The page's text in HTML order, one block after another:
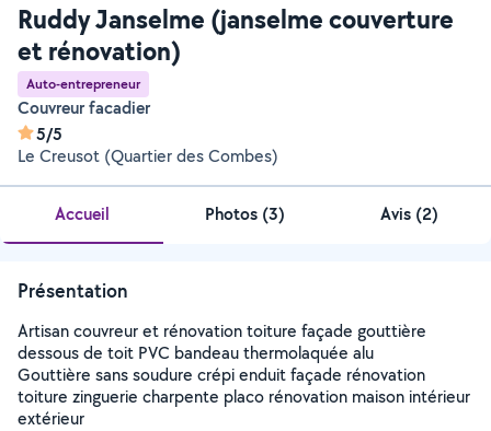
Ruddy Janselme (janselme couverture
et rénovation)
Auto-entrepreneur
Couvreur facadier
5/5
Le Creusot (Quartier des Combes)
Accueil Photos (3) Avis (2)
Présentation
Artisan couvreur et rénovation toiture façade gouttière
dessous de toit PVC bandeau thermolaquée alu
Gouttière sans soudure crépi enduit façade rénovation
toiture zinguerie charpente placo rénovation maison intérieur
extérieur